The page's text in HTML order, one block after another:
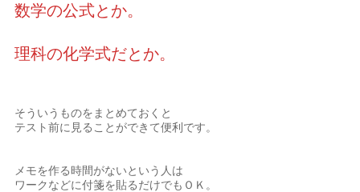
数学の公式とか。
理科の化学式だとか。
そういうものをまとめておくと
テスト前に見ることができて便利です。
メモを作る時間がないという人は
ワークなどに付箋を貼るだけでもＯＫ。